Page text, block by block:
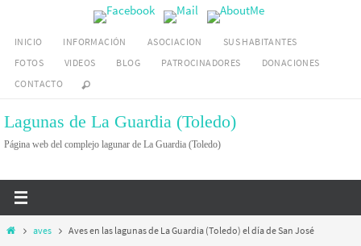
contenido
INICIO INFORMACIÓN ASOCIACION
SUS HABITANTES
FOTOS
VIDEOS BLOG PATROCINADORES
DONACIONES
CONTACTO
Lagunas de La Guardia (Toledo)
Página web del complejo lagunar de La Guardia (Toledo)
Inicioaves Aves en las lagunas de La Guardia (Toledo) el día de San José